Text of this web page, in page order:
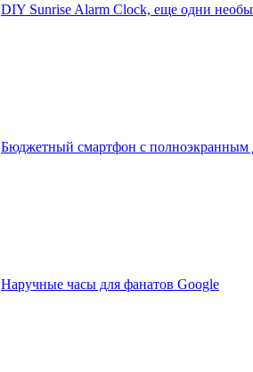
DIY Sunrise Alarm Clock, еще одни
Бюджетный смартфон с полноэкранным
Наручные часы для фанатов Google